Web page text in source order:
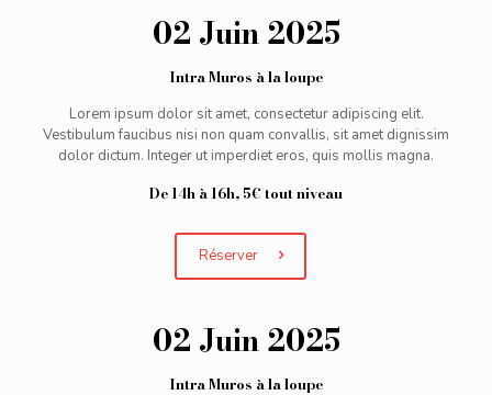
02 Juin 2025
Intra Muros à la loupe
Lorem ipsum dolor sit amet, consectetur adipiscing elit.
Vestibulum faucibus nisi non quam convallis, sit amet dignissim
dolor dictum. Integer ut imperdiet eros, quis mollis magna.
De 14h à 16h, 5€ tout niveau
Réserver
02 Juin 2025
Intra Muros à la loupe